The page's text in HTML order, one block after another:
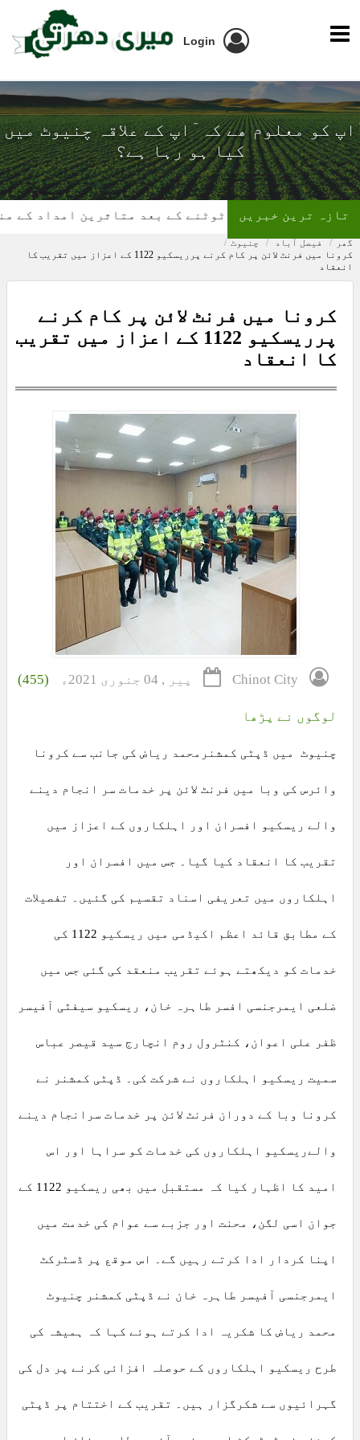
Login
ٓاپ کو معلوم ھے کہ ٓاپ کے علاقہ چنیوٹ میں
کیا ہو رہا ہے؟
گھر کی چھت ٹوٹنے کے بعد متاثرین امداد کے منتظر
تازہ ترین خبریں
گھر فیصل آباد
چنیوٹ
کرونا میں فرنٹ لائن پر کام کرنے پرریسکیو 1122 کے اعزاز میں تقریب کا
انعقاد
کرونا میں فرنٹ لائن پر کام کرنے
پرریسکیو 1122 کے اعزاز میں تقریب
کا انعقاد
Chinot City پیر , 04 جنوری 2021ء (455)
لوگوں نے پڑھا
چنیوٹ میں ڈپٹی کمشنرمحمد ریاض کی جانب سے کرونا
وائرس کی وبا میں فرنٹ لائن پر خدمات سر انجام دینے
والے ریسکیو افسران اور اہلکاروں کے اعزاز میں
تقریب کا انعقاد کیا گیا۔ جس میں افسران اور
اہلکاروں میں تعریفی اسناد تقسیم کی گئیں۔ تفصیلات
کے مطابق قائد اعظم اکیڈمی میں ریسکیو 1122 کی
خدمات کو دیکھتے ہوئے تقریب منعقد کی گئی جس میں
ضلعی ایمرجنسی افسر طاہرہ خان، ریسکیو سیفٹی آفیسر
ظفر علی اعوان، کنٹرول روم انچارج سید قیصر عباس
سمیت ریسکیو اہلکاروں نے شرکت کی۔ ڈپٹی کمشنر نے
کرونا وبا کے دوران فرنٹ لائن پر خدمات سرانجام دینے
والےریسکیو اہلکاروں کی خدمات کو سراہا اور اس
امید کا اظہار کیا کہ مستقبل میں بھی ریسکیو 1122 کے
جوان اسی لگن، محنت اور جزبے سے عوام کی خدمت میں
اپنا کردار ادا کرتے رہیں گے۔ اس موقع پر ڈسٹرکٹ
ایمرجنسی آفیسر طاہرہ خان نے ڈپٹی کمشنر چنیوٹ
محمد ریاض کا شکریہ ادا کرتے ہوئے کہا کہ ہمیشہ کی
طرح ریسکیو اہلکاروں کے حوصلہ افزائی کرنے پر دل کی
گہرائیوں سے شکرگزار ہیں۔ تقریب کے اختتام پر ڈپٹی